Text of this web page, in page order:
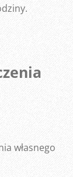
własnego